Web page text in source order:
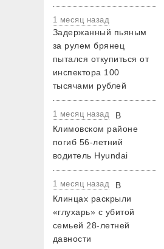
1 месяц назад
Задержанный пьяным
за рулем брянец
пытался откупиться от
инспектора 100
тысячами рублей
1 месяц назад
В
Климовском районе
погиб 56-летний
водитель Hyundai
1 месяц назад
В
Клинцах раскрыли
«глухарь» с убитой
семьей 28-летней
давности